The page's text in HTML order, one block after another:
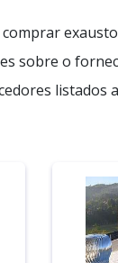
sobre o
listados